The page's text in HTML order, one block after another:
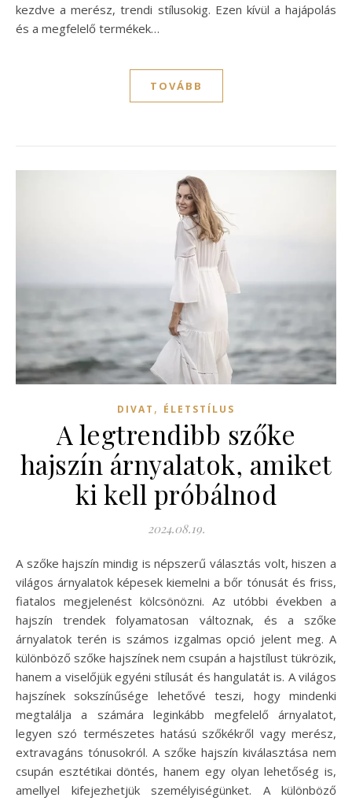
kezdve a merész, trendi stílusokig. Ezen kívül a hajápolás
és a megfelelő termékek…
TOVÁBB
DIVAT , ÉLETSTÍLUS
A legtrendibb szőke
hajszín árnyalatok, amiket
ki kell próbálnod
2024.08.19.
A szőke hajszín mindig is népszerű választás volt, hiszen a
világos árnyalatok képesek kiemelni a bőr tónusát és friss,
fiatalos megjelenést kölcsönözni. Az utóbbi években a
hajszín trendek folyamatosan változnak, és a szőke
árnyalatok terén is számos izgalmas opció jelent meg. A
különböző szőke hajszínek nem csupán a hajstílust tükrözik,
hanem a viselőjük egyéni stílusát és hangulatát is. A világos
hajszínek sokszínűsége lehetővé teszi, hogy mindenki
megtalálja a számára leginkább megfelelő árnyalatot,
legyen szó természetes hatású szőkékről vagy merész,
extravagáns tónusokról. A szőke hajszín kiválasztása nem
csupán esztétikai döntés, hanem egy olyan lehetőség is,
amellyel kifejezhetjük személyiségünket. A különböző